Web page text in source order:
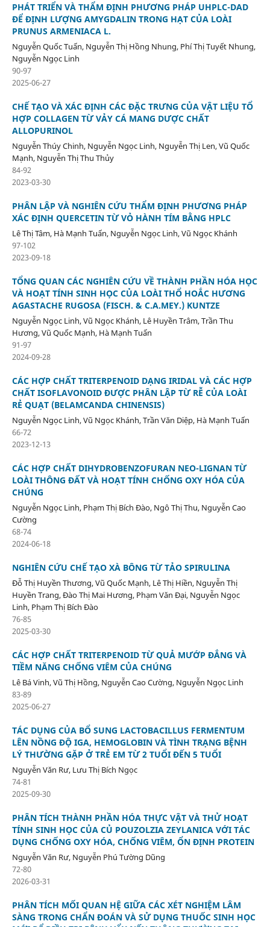
PHÁT TRIỂN VÀ THẨM ĐỊNH PHƯƠNG PHÁP UHPLC-DAD
ĐỂ ĐỊNH LƯỢNG AMYGDALIN TRONG HẠT CỦA LOÀI
PRUNUS ARMENIACA L.
Nguyễn Quốc Tuấn, Nguyễn Thị Hồng Nhung, Phí Thị Tuyết Nhung,
Nguyễn Ngọc Linh
90-97
2025-06-27
CHẾ TẠO VÀ XÁC ĐỊNH CÁC ĐẶC TRƯNG CỦA VẬT LIỆU TỔ
HỢP COLLAGEN TỪ VẢY CÁ MANG DƯỢC CHẤT
ALLOPURINOL
Nguyễn Thúy Chinh, Nguyễn Ngọc Linh, Nguyễn Thị Len, Vũ Quốc
Mạnh, Nguyễn Thị Thu Thủy
84-92
2023-03-30
PHÂN LẬP VÀ NGHIÊN CỨU THẨM ĐỊNH PHƯƠNG PHÁP
XÁC ĐỊNH QUERCETIN TỪ VỎ HÀNH TÍM BẰNG HPLC
Lê Thị Tâm, Hà Mạnh Tuấn, Nguyễn Ngọc Linh, Vũ Ngọc Khánh
97-102
2023-09-18
TỔNG QUAN CÁC NGHIÊN CỨU VỀ THÀNH PHẦN HÓA HỌC
VÀ HOẠT TÍNH SINH HỌC CỦA LOÀI THỔ HOẮC HƯƠNG
AGASTACHE RUGOSA (FISCH. & C.A.MEY.) KUNTZE
Nguyễn Ngọc Linh, Vũ Ngọc Khánh, Lê Huyền Trâm, Trần Thu
Hương, Vũ Quốc Mạnh, Hà Mạnh Tuấn
91-97
2024-09-28
CÁC HỢP CHẤT TRITERPENOID DẠNG IRIDAL VÀ CÁC HỢP
CHẤT ISOFLAVONOID ĐƯỢC PHÂN LẬP TỪ RỄ CỦA LOÀI
RẺ QUẠT (BELAMCANDA CHINENSIS)
Nguyễn Ngọc Linh, Vũ Ngọc Khánh, Trần Văn Diệp, Hà Mạnh Tuấn
66-72
2023-12-13
CÁC HỢP CHẤT DIHYDROBENZOFURAN NEO-LIGNAN TỪ
LOÀI THÔNG ĐẤT VÀ HOẠT TÍNH CHỐNG OXY HÓA CỦA
CHÚNG
Nguyễn Ngọc Linh, Phạm Thị Bích Đào, Ngô Thị Thu, Nguyễn Cao
Cường
68-74
2024-06-18
NGHIÊN CỨU CHẾ TẠO XÀ BÔNG TỪ TẢO SPIRULINA
Đỗ Thị Huyền Thương, Vũ Quốc Mạnh, Lê Thị Hiền, Nguyễn Thị
Huyền Trang, Đào Thị Mai Hương, Phạm Văn Đại, Nguyễn Ngọc
Linh, Phạm Thị Bích Đào
76-85
2025-03-30
CÁC HỢP CHẤT TRITERPENOID TỪ QUẢ MƯỚP ĐẮNG VÀ
TIỀM NĂNG CHỐNG VIÊM CỦA CHÚNG
Lê Bá Vinh, Vũ Thị Hồng, Nguyễn Cao Cường, Nguyễn Ngọc Linh
83-89
2025-06-27
TÁC DỤNG CỦA BỔ SUNG LACTOBACILLUS FERMENTUM
LÊN NỒNG ĐỘ IGA, HEMOGLOBIN VÀ TÌNH TRẠNG BỆNH
LÝ THƯỜNG GẶP Ở TRẺ EM TỪ 2 TUỔI ĐẾN 5 TUỔI
Nguyễn Văn Rư, Lưu Thị Bích Ngọc
74-81
2025-09-30
PHÂN TÍCH THÀNH PHẦN HÓA THỰC VẬT VÀ THỬ HOẠT
TÍNH SINH HỌC CỦA CỦ POUZOLZIA ZEYLANICA VỚI TÁC
DỤNG CHỐNG OXY HÓA, CHỐNG VIÊM, ỔN ĐỊNH PROTEIN
Nguyễn Văn Rư, Nguyễn Phú Tường Dũng
72-80
2026-03-31
PHÂN TÍCH MỐI QUAN HỆ GIỮA CÁC XÉT NGHIỆM LÂM
SÀNG TRONG CHẨN ĐOÁN VÀ SỬ DỤNG THUỐC SINH HỌC